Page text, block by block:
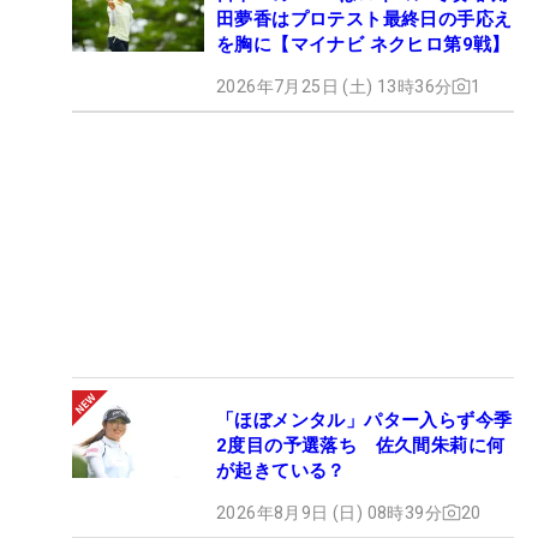
田夢香はプロテスト最終日の手応え
を胸に【マイナビ ネクヒロ第9戦】
2026年7月25日 (土) 13時36分 1
「ほぼメンタル」パター入らず今季
2度目の予選落ち 佐久間朱莉に何
が起きている？
2026年8月9日 (日) 08時39分 20